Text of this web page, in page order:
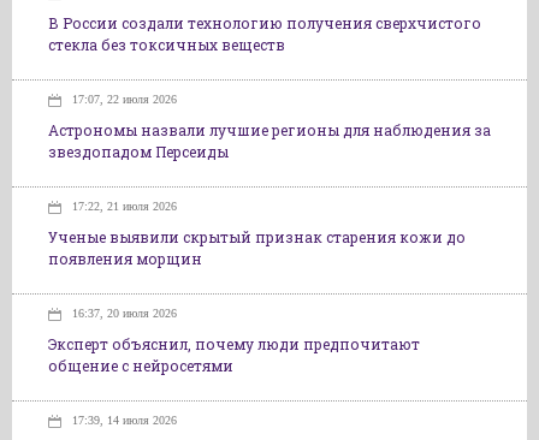
В России создали технологию получения сверхчистого
стекла без токсичных веществ
17:07, 22 июля 2026
Астрономы назвали лучшие регионы для наблюдения за
звездопадом Персеиды
17:22, 21 июля 2026
Ученые выявили скрытый признак старения кожи до
появления морщин
16:37, 20 июля 2026
Эксперт объяснил, почему люди предпочитают
общение с нейросетями
17:39, 14 июля 2026